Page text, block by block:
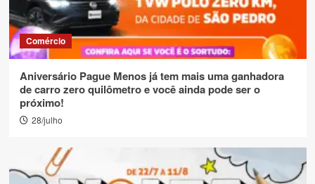
Comércio
Aniversário Pague Menos já tem mais uma ganhadora
de carro zero quilômetro e você ainda pode ser o
próximo!
28/julho